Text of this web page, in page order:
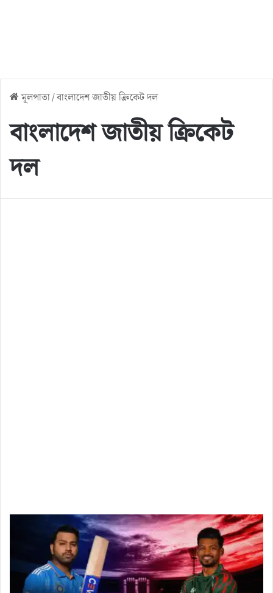
মূলপাতা/বাংলাদেশ জাতীয় ক্রিকেট দল
বাংলাদেশ জাতীয় ক্রিকেট
দল